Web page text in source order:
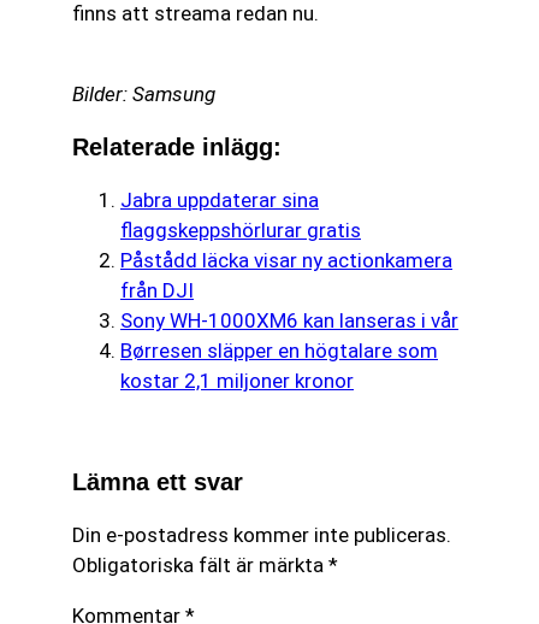
finns att streama redan nu.
Bilder: Samsung
Relaterade inlägg:
Jabra uppdaterar sina
flaggskeppshörlurar gratis
Påstådd läcka visar ny actionkamera
från DJI
Sony WH‑1000XM6 kan lanseras i vår
Børresen släpper en högtalare som
kostar 2,1 miljoner kronor
Lämna ett svar
Din e-postadress kommer inte publiceras.
Obligatoriska fält är märkta *
Kommentar *